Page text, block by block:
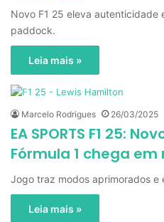
Novo F1 25 eleva autenticidade
paddock.
Leia mais »
Marcelo Rodrigues 26/03/2025
EA SPORTS F1 25:
Fórmula 1 chega em
Jogo traz modos aprimorados e
Leia mais »